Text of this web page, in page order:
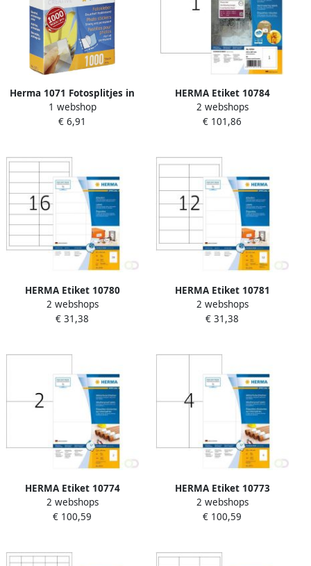
Herma 1071 Fotosplitjes in
kartonnen display 1000 st.
1 webshop
€ 6,91
HERMA Etiket 10784
210x297mm weerbestendig
wit 80 etiketten
2 webshops
€ 101,86
HERMA Etiket 10780
97x33.8mm wit 1280stuks
2 webshops
€ 31,38
HERMA Etiket 10781
97x42.3mm wit 960stuks
2 webshops
€ 31,38
HERMA Etiket 10774
210x148mm weerbestendig
wit 160stuks
2 webshops
€ 100,59
HERMA Etiket 10773
105x148mm weerbestendig
wit 320stuks
2 webshops
€ 100,59